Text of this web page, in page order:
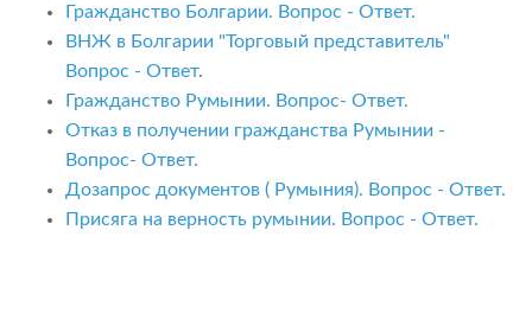
Гражданство Болгарии. Вопрос - Ответ.
ВНЖ в Болгарии "Торговый представитель"
Вопрос - Ответ.
Гражданство Румынии. Вопрос- Ответ.
Отказ в получении гражданства Румынии -
Вопрос- Ответ.
Дозапрос документов ( Румыния). Вопрос - Ответ.
Присяга на верность румынии. Вопрос - Ответ.